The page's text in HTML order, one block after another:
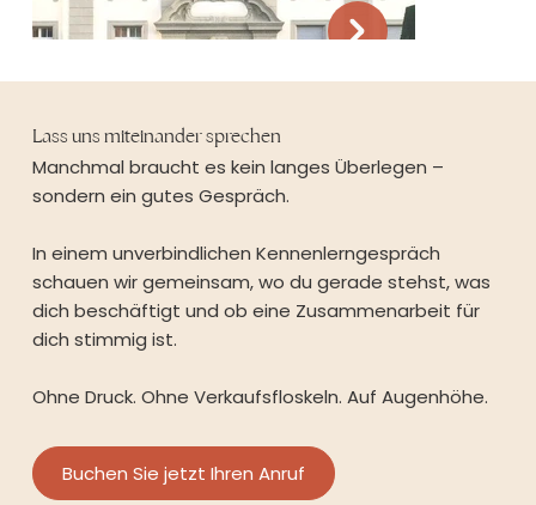
Lass uns miteinander sprechen
Manchmal braucht es kein langes Überlegen –
sondern ein gutes Gespräch.
In einem unverbindlichen Kennenlerngespräch
schauen wir gemeinsam, wo du gerade stehst, was
dich beschäftigt und ob eine Zusammenarbeit für
dich stimmig ist.
Ohne Druck. Ohne Verkaufsfloskeln. Auf Augenhöhe.
Buchen Sie jetzt Ihren Anruf